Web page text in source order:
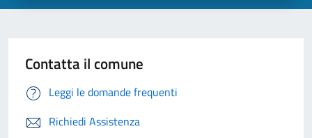
Contatta il comune
Leggi le domande frequenti
Richiedi Assistenza